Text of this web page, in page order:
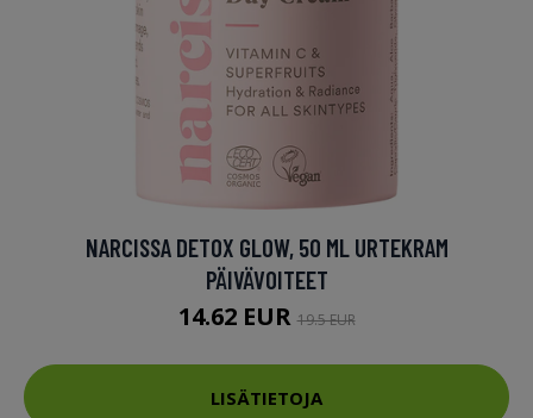
NARCISSA DETOX GLOW, 50 ML URTEKRAM
PÄIVÄVOITEET
14.62 EUR19.5 EUR
LISÄTIETOJA